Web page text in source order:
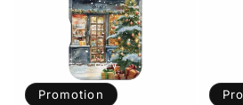
Promotion